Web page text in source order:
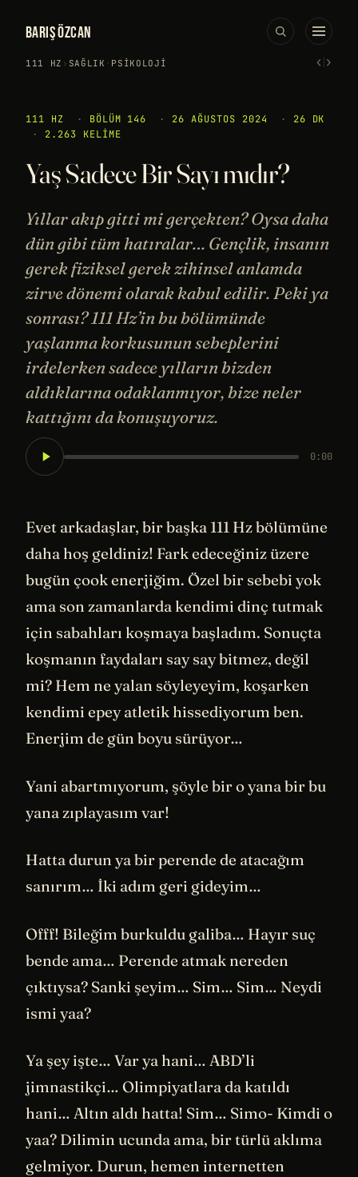
BARIŞ ÖZCAN
111 HZ › SAĞLIK · PSIKOLOJI ‹›
111 HZ · BÖLÜM 146 · 26 AĞUSTOS 2024 ·
26 DK
·
2.263 KELIME
Yaş Sadece Bir Sayı mıdır?
Yıllar akıp gitti mi gerçekten? Oysa daha
dün gibi tüm hatıralar… Gençlik, insanın
gerek fiziksel gerek zihinsel anlamda
zirve dönemi olarak kabul edilir. Peki ya
sonrası? 111 Hz’in bu bölümünde
yaşlanma korkusunun sebeplerini
irdelerken sadece yılların bizden
aldıklarına odaklanmıyor, bize neler
kattığını da konuşuyoruz.
0:00
Evet arkadaşlar, bir başka 111 Hz bölümüne
daha hoş geldiniz! Fark edeceğiniz üzere
bugün çook enerjiğim. Özel bir sebebi yok
ama son zamanlarda kendimi dinç tutmak
için sabahları koşmaya başladım. Sonuçta
koşmanın faydaları say say bitmez, değil
mi? Hem ne yalan söyleyeyim, koşarken
kendimi epey atletik hissediyorum ben.
Enerjim de gün boyu sürüyor…
Yani abartmıyorum, şöyle bir o yana bir bu
yana zıplayasım var!
Hatta durun ya bir perende de atacağım
sanırım… İki adım geri gideyim…
Offf! Bileğim burkuldu galiba… Hayır suç
bende ama… Perende atmak nereden
çıktıysa? Sanki şeyim… Sim… Sim… Neydi
ismi yaa?
Ya şey işte… Var ya hani… ABD’li
jimnastikçi… Olimpiyatlara da katıldı
hani… Altın aldı hatta! Sim… Simo- Kimdi o
yaa? Dilimin ucunda ama, bir türlü aklıma
gelmiyor. Durun, hemen internetten